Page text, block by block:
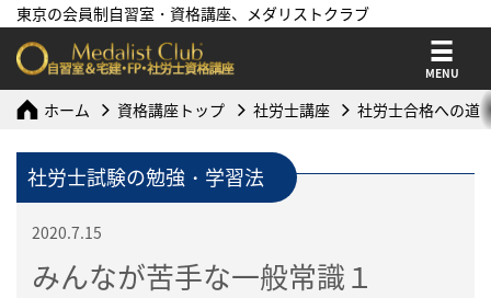
東京の会員制自習室・資格講座、メダリストクラブ
MENU
ホーム 資格講座トップ 社労士講座 社労士合格への道
社労士試験の勉強・学習法
2020.7.15
みんなが苦手な一般常識１